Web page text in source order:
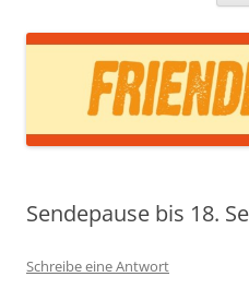
Sendepause bis 18.
Schreibe eine Antwort